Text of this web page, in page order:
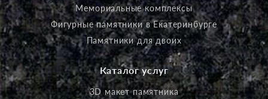
Мемориальные комплексы
Фигурные памятники в Екатеринбурге
Памятники для двоих
Каталог услуг
3D макет памятника